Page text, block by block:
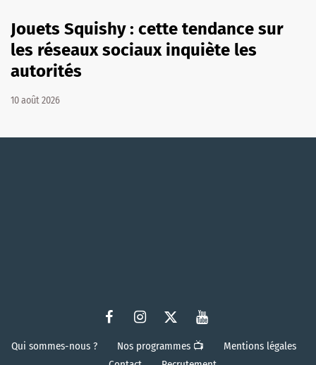
Jouets Squishy : cette tendance sur
les réseaux sociaux inquiète les
autorités
10 août 2026
Qui sommes-nous ? Nos programmes 📺
Mentions légales